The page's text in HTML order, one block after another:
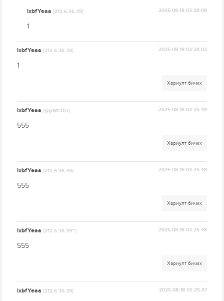
lxbfYeaa[212.6.36.39] 2025-08-18 03:28:08
1
lxbfYeaa[212.6.36.39] 2025-08-18 03:28:03
1
Хариулт бичих
lxbfYeaa[@@WCOLt] 2025-08-18 03:25:49
555
Хариулт бичих
lxbfYeaa[212.6.36.39] 2025-08-18 03:25:48
555
Хариулт бичих
lxbfYeaa[212.6.36.39'"] 2025-08-18 03:25:48
555
Хариулт бичих
lxbfYeaa[212.6.36.39] 2025-08-18 03:25:47